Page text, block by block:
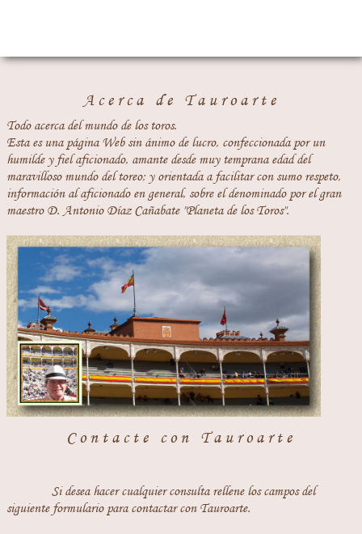
Acerca de Tauroarte
Todo acerca del mundo de los toros.
Esta es una página Web sin ánimo de lucro, confeccionada por un
humilde y fiel aficionado, amante desde muy temprana edad del
maravilloso mundo del toreo; y orientada a facilitar con sumo respeto,
información al aficionado en general, sobre el denominado por el gran
maestro D. Antonio Díaz Cañabate "Planeta de los Toros".
Contacte con Tauroarte
Si desea hacer cualquier consulta rellene los campos del
siguiente formulario para contactar con Tauroarte.